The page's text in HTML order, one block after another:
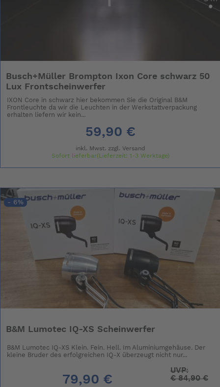
Busch+Müller Brompton Ixon Core schwarz 50
Lux Frontscheinwerfer
IXON Core in schwarz hier bekommen Sie die Original B&M
Frontleuchte da wir die Leuchten in der Werkstattverpackung
erhalten liefern wir kein...
59,90 €
inkl. Mwst. zzgl. Versand
Sofort lieferbar(Lieferzeit: 1-3 Werktage)
- 6%
B&M Lumotec IQ-XS Scheinwerfer
B&M Lumotec IQ-XS Klein. Fein. Hell. Im Aluminiumgehäuse. Der
kleine Bruder des erfolgreichen IQ-X überzeugt nicht nur...
79,90 €
UVP:
€84,90 €